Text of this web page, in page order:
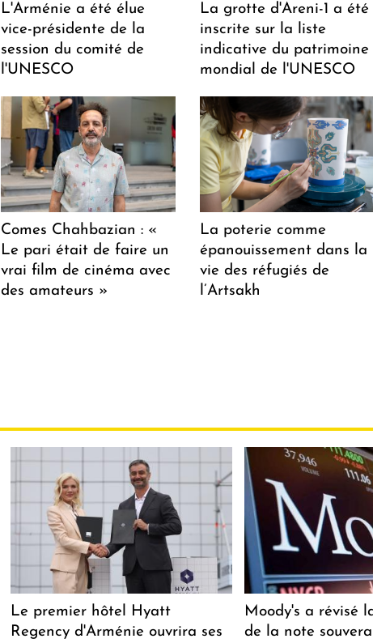
L'Arménie a été élue
vice-présidente de la
session du comité de
l'UNESCO
La grotte d'Areni-1 a été
inscrite sur la liste
indicative du patrimoine
mondial de l'UNESCO
Comes Chahbazian : «
Le pari était de faire un
vrai film de cinéma avec
des amateurs »
La poterie comme
épanouissement dans la
vie des réfugiés de
l’Artsakh
Le premier hôtel Hyatt
Regency d'Arménie ouvrira ses
Moody's a révisé
de la note